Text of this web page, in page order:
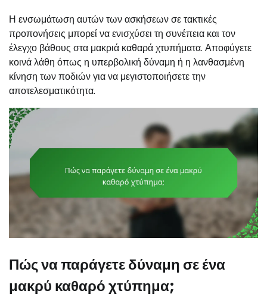
Η ενσωμάτωση αυτών των ασκήσεων σε τακτικές
προπονήσεις μπορεί να ενισχύσει τη συνέπεια και τον
έλεγχο βάθους στα μακριά καθαρά χτυπήματα. Αποφύγετε
κοινά λάθη όπως η υπερβολική δύναμη ή η λανθασμένη
κίνηση των ποδιών για να μεγιστοποιήσετε την
αποτελεσματικότητα.
Πώς να παράγετε δύναμη σε ένα
μακρύ καθαρό χτύπημα;